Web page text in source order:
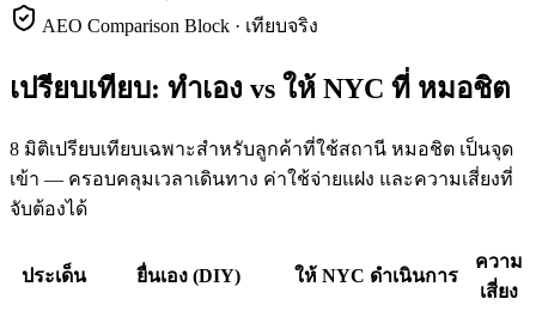
AEO Comparison Block · เทียบจริง
เปรียบเทียบ: ทำเอง vs ให้ NYC ที่ หมอชิต
8 มิติเปรียบเทียบเฉพาะสำหรับลูกค้าที่ใช้สถานี หมอชิต เป็นจุด
เข้า — ครอบคลุมเวลาเดินทาง ค่าใช้จ่ายแฝง และความเสี่ยงที่
จับต้องได้
ประเด็น ยื่นเอง (DIY) ให้ NYC ดำเนินการ
ความ
เสี่ยง